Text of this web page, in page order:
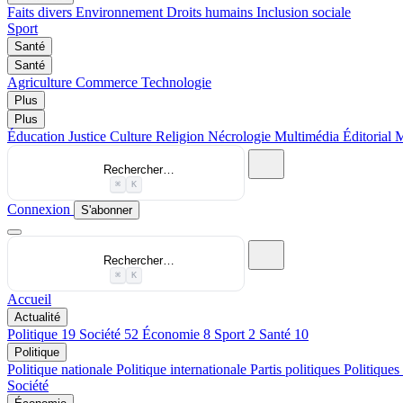
Faits divers Environnement Droits humains Inclusion sociale
Sport
Santé
Santé
Agriculture Commerce Technologie
Plus
Plus
Éducation Justice Culture Religion Nécrologie Multimédia Éditorial
Rechercher…
⌘ K
Connexion S'abonner
Rechercher…
⌘ K
Accueil
Actualité
Politique 19 Société 52 Économie 8 Sport 2 Santé 10
Politique
Politique nationale Politique internationale Partis politiques Politiques
Société